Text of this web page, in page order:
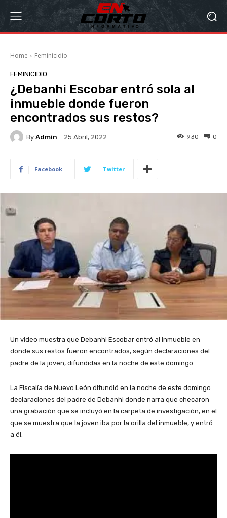
Home Feminicidio
FEMINICIDIO
¿Debanhi Escobar entró sola al
inmueble donde fueron
encontrados sus restos?
By Admin 25 Abril, 2022 0
930
Facebook Twitter
Un video muestra que Debanhi Escobar entró al inmueble en
donde sus restos fueron encontrados, según declaraciones del
padre de la joven, difundidas en la noche de este domingo.
La Fiscalía de Nuevo León difundió en la noche de este domingo
declaraciones del padre de Debanhi donde narra que checaron
una grabación que se incluyó en la carpeta de investigación, en el
que se muestra que la joven iba por la orilla del inmueble, y entró
a él.